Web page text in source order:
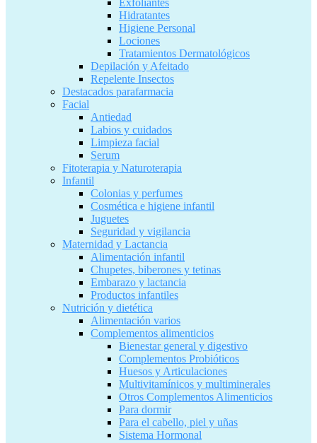
Exfoliantes
Hidratantes
Higiene Personal
Lociones
Tratamientos Dermatológicos
Depilación y Afeitado
Repelente Insectos
Destacados parafarmacia
Facial
Antiedad
Labios y cuidados
Limpieza facial
Serum
Fitoterapia y Naturoterapia
Infantil
Colonias y perfumes
Cosmética e higiene infantil
Juguetes
Seguridad y vigilancia
Maternidad y Lactancia
Alimentación infantil
Chupetes, biberones y tetinas
Embarazo y lactancia
Productos infantiles
Nutrición y dietética
Alimentación varios
Complementos alimenticios
Bienestar general y digestivo
Complementos Probióticos
Huesos y Articulaciones
Multivitamínicos y multiminerales
Otros Complementos Alimenticios
Para dormir
Para el cabello, piel y uñas
Sistema Hormonal